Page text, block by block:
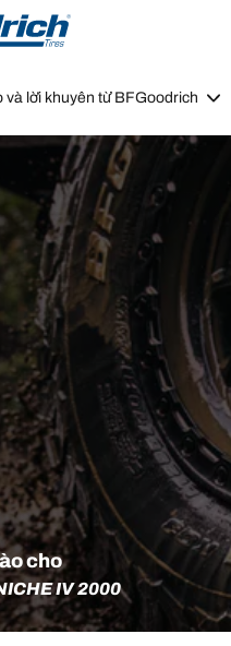
navigation
và lời khuyên từ BFGoodrich
cho
IV 2000